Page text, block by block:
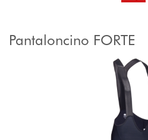
Pantaloncino FORTE